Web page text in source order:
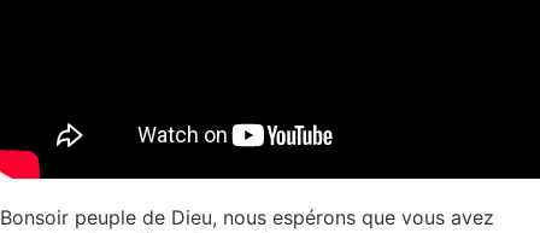
Bonsoir peuple de Dieu, nous espérons que vous avez